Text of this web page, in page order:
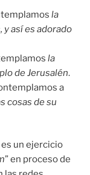
la
y así es adorado
la
de Jerusalén.
a
cosas de su
es un ejercicio
” en proceso de